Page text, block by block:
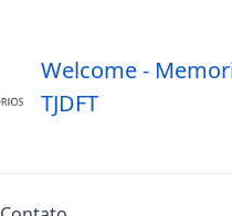
Welcome -
TJDFT